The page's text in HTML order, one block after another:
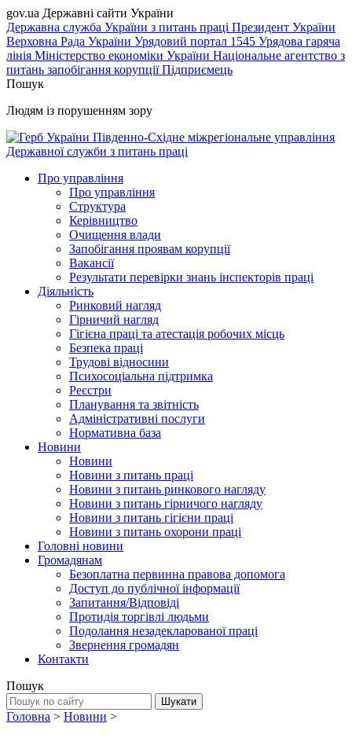
gov.ua Державні сайти України
Державна служба України з питань праці Президент України
Верховна Рада України Урядовий портал 1545 Урядова гаряча
лінія Міністерство економіки України Національне агентство з
питань запобігання корупціїПідприємець
Пошук
Людям із порушенням зору
Південно-Східне міжрегіональне управління
Державної служби з питань праці
Про управління
Про управління
Структура
Керівництво
Очищення влади
Запобігання проявам корупції
Вакансії
Результати перевірки знань інспекторів праці
Діяльність
Ринковий нагляд
Гірничий нагляд
Гігієна праці та атестація робочих місць
Безпека праці
Трудові відносини
Психосоціальна підтримка
Реєстри
Планування та звітність
Адміністративні послуги
Нормативна база
Новини
Новини
Новини з питань праці
Новини з питань ринкового нагляду
Новини з питань гірничого нагляду
Новини з питань гігієни праці
Новини з питань охорони праці
Головні новини
Громадянам
Безоплатна первинна правова допомога
Доступ до публічної інформації
Запитання/Відповіді
Протидія торгівлі людьми
Подолання незадекларованої праці
Звернення громадян
Контакти
Пошук
Головна > Новини >